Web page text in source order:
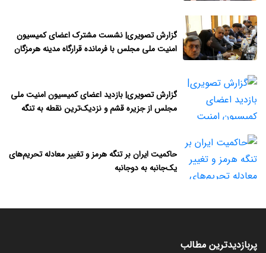
گزارش تصویری| نشست مشترک اعضای کمیسیون
امنیت ملی مجلس با فرمانده قرارگاه مدینه هرمزگان
گزارش تصویری| بازدید اعضای کمیسیون امنیت ملی
مجلس از جزیره قشم و نزدیک‌ترین نقطه به تنگه
حاکمیت ایران بر تنگه هرمز و تغییر معادله تحریم‌های
یک‌جانبه به دوجانبه
پربازدیدترین مطالب